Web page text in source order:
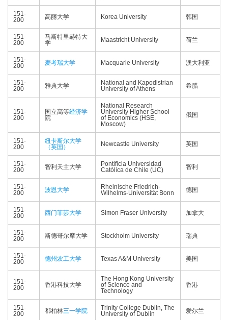
151-
200
高丽大学 Korea University 韩国
151-
200
马斯特里赫特大
学
Maastricht University 荷兰
151-
200
麦考瑞大学 Macquarie University 澳大利亚
151-
200
雅典大学
National and Kapodistrian
University of Athens
希腊
151-
200
国立高等经济学
院
National Research
University Higher School
of Economics (HSE,
Moscow)
俄国
151-
200
纽卡斯尔大学
（英国）
Newcastle University 英国
151-
200
智利天主大学
Pontificia Universidad
Católica de Chile (UC)
智利
151-
200
波恩大学
Rheinische Friedrich-
Wilhelms-Universität Bonn
德国
151-
200
西门菲莎大学 Simon Fraser University 加拿大
151-
200
斯德哥尔摩大学 Stockholm University 瑞典
151-
200
德州农工大学 Texas A&M University 美国
151-
200
香港科技大学
The Hong Kong University
of Science and
Technology
香港
151-
200
都柏林三一学院
Trinity College Dublin, The
University of Dublin
爱尔兰